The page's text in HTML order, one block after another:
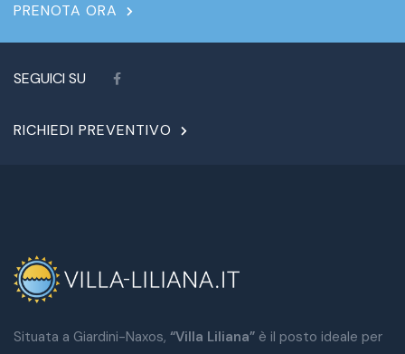
PRENOTA ORA
SEGUICI SU
RICHIEDI PREVENTIVO
Situata a Giardini-Naxos, “Villa Liliana” è il posto ideale per